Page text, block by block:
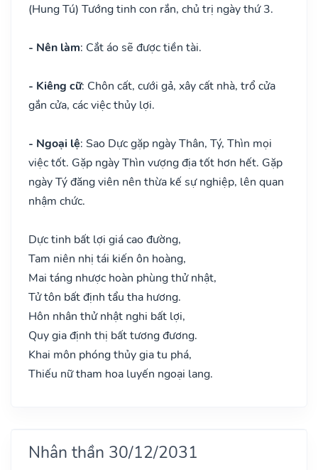
(Hung Tú) Tướng tinh con rắn, chủ trị ngày thứ 3.
- Nên làm: Cắt áo sẽ được tiền tài.
- Kiêng cữ: Chôn cất, cưới gả, xây cất nhà, trổ cửa
gắn cửa, các việc thủy lợi.
- Ngoại lệ: Sao Dực gặp ngày Thân, Tý, Thìn mọi
việc tốt. Gặp ngày Thìn vượng địa tốt hơn hết. Gặp
ngày Tý đăng viên nên thừa kế sự nghiệp, lên quan
nhậm chức.
Dực tinh bất lợi giá cao đường,
Tam niên nhị tái kiến ôn hoàng,
Mai táng nhược hoàn phùng thử nhật,
Tử tôn bất định tẩu tha hương.
Hôn nhân thử nhật nghi bất lợi,
Quy gia định thị bất tương đương.
Khai môn phóng thủy gia tu phá,
Thiếu nữ tham hoa luyến ngoại lang.
Nhân thần 30/12/2031